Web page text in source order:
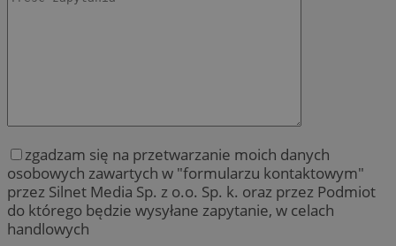
zgadzam się na przetwarzanie moich danych
osobowych zawartych w "formularzu kontaktowym"
przez Silnet Media Sp. z o.o. Sp. k. oraz przez Podmiot
do którego będzie wysyłane zapytanie, w celach
handlowych